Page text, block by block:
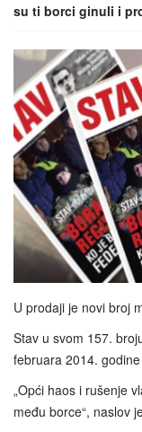
o
su ti borci ginuli i
U prodaji je novi broj
Stav u svom 157.
februara 2014.
„Opći haos i rušenje
među borce“, naslov